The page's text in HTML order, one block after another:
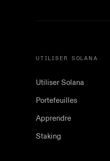
UTILISER SOLANA
Utiliser Solana
Portefeuilles
Apprendre
Staking